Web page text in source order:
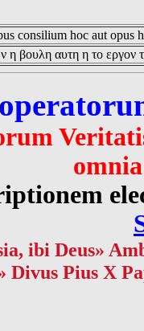
consilium hoc aut opus
βουλη αυτη η το εργον
ibi Deus»
Divus Pius X